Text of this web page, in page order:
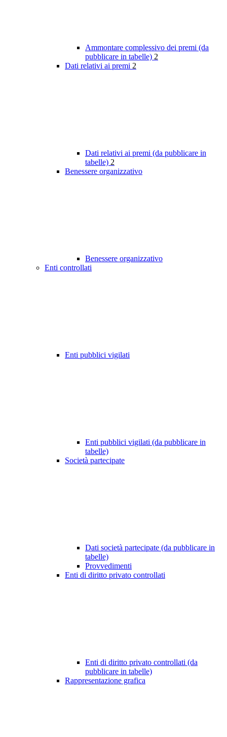
Ammontare complessivo dei premi (da
pubblicare in tabelle) 2
Dati relativi ai premi 2
Dati relativi ai premi (da pubblicare in
tabelle) 2
Benessere organizzativo
Benessere organizzativo
Enti controllati
Enti pubblici vigilati
Enti pubblici vigilati (da pubblicare in
tabelle)
Società partecipate
Dati società partecipate (da pubblicare in
tabelle)
Provvedimenti
Enti di diritto privato controllati
Enti di diritto privato controllati (da
pubblicare in tabelle)
Rappresentazione grafica